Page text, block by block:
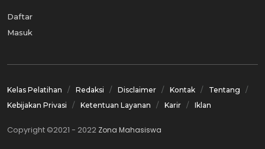
Daftar
Masuk
Kelas Pelatihan Redaksi Disclaimer Kontak
Tentang
Kebijakan Privasi
Ketentuan Layanan Karir Iklan
Copyright ©2021 - 2022 Zona Mahasiswa